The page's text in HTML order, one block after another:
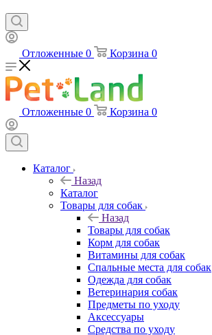
Отложенные 0 Корзина 0
Отложенные 0 Корзина 0
Каталог
Назад
Каталог
Товары для собак
Назад
Товары для собак
Корм для собак
Витамины для собак
Спальные места для собак
Одежда для собак
Ветеринария собак
Предметы по уходу
Аксессуары
Средства по уходу